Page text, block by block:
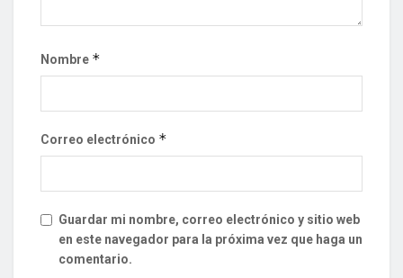
Nombre *
Correo electrónico *
Guardar mi nombre, correo electrónico y sitio web
en este navegador para la próxima vez que haga un
comentario.